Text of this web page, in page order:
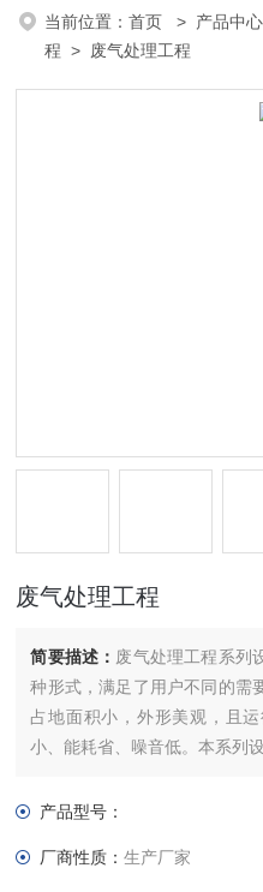
当前位置：首页 > 产品中心
程 > 废气处理工程
废气处理工程
简要描述： 废气处理工程系列
种形式，满足了用户不同的需
占地面积小，外形美观，且
小、能耗省、噪音低。本系列
产品型号：
厂商性质：生产厂家